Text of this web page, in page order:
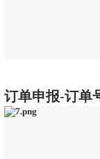
订单申报-订单